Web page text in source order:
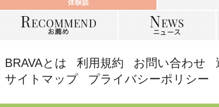
BRAVAとは 利用規約 お問い合わせ
サイトマップ
プライバシーポリシー